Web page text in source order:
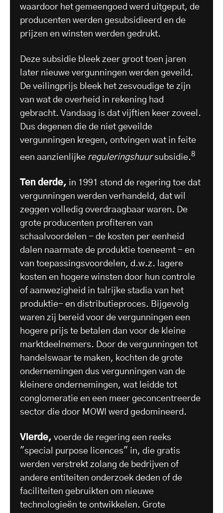
waardoor het gemeengoed werd uitgeput, de
producenten werden gesubsidieerd en de
prijzen en winsten werden gedrukt.
Deze subsidie bleek zeer groot toen jaren
later nieuwe vergunningen werden geveild.
De veilingprijs bleek het zesvoudige te zijn
van wat de overheid in rekening had
gebracht. Vandaag is dat vijftien keer zoveel.
Dus degenen die de niet geveilde
vergunningen kregen, ontvingen wat in feite
een aanzienlijke reguleringshuursubsidie.8
Ten derde, in 1991 stond de regering toe dat
vergunningen werden verhandeld, dat wil
zeggen volledig overdraagbaar waren. De
grote producenten profiteren van
schaalvoordelen - de kosten per eenheid
dalen naarmate de produktie toeneemt - en
van toepassingsvoordelen, d.w.z. lagere
kosten en hogere winsten door hun controle
of aanwezigheid in talrijke stadia van het
produktie- en distributieproces. Bijgevolg
waren zij bereid voor de vergunningen een
hogere prijs te betalen dan voor de kleine
marktdeelnemers. Door de vergunningen tot
handelswaar te maken, kochten de grote
ondernemingen dus vergunningen van de
kleinere ondernemingen, wat leidde tot
conglomeratie en een meer geconcentreerde
sector die door MOWI werd gedomineerd.
Vierde, voerde de regering een reeks
"special purpose licences" in, die gratis
werden verstrekt zolang de bedrijven of
andere entiteiten onderzoek deden of de
faciliteiten gebruikten om nieuwe
technologieën te ontwikkelen. Grote